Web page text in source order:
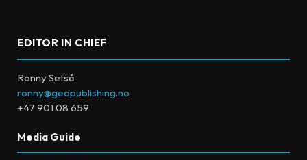
EDITOR IN CHIEF
Ronny Setså
ronny@geopublishing.no
+47 901 08 659
Media Guide